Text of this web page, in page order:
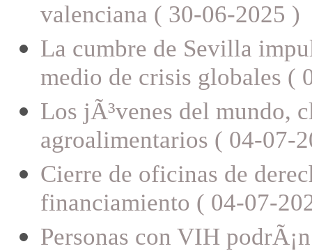
valenciana ( 30-06-2025 )
La cumbre de Sevilla
medio de crisis globales (
Los jÃ³venes del mundo,
agroalimentarios ( 04-07-
Cierre de oficinas de
financiamiento ( 04-07-
Personas con VIH